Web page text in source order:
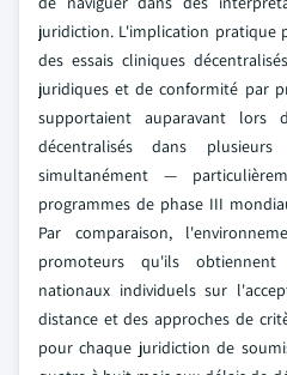
juridiction. L'implication pratique
des essais cliniques
juridiques et de conformité par
supportaient auparavant lors
décentralisés dans plusieurs
simultanément —
programmes de phase III
Par comparaison,
promoteurs qu'ils obtiennent
nationaux individuels sur
distance et des approches de
pour chaque juridiction de